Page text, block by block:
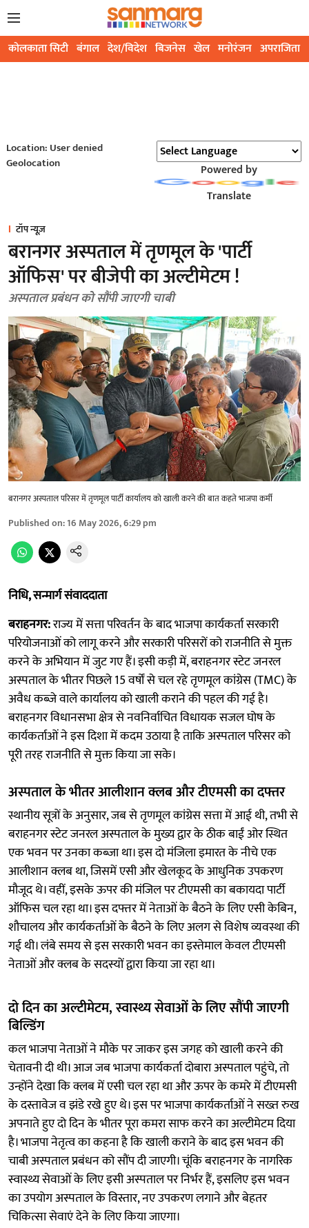
कोलकाता सिटी बंगाल देश/विदेश बिजनेस खेल मनोरंजन अपराजिता
Location: User denied
Geolocation
Powered by
Translate
टॉप न्यूज़
बरानगर अस्पताल में तृणमूल के 'पार्टी
ऑफिस' पर बीजेपी का अल्टीमेटम !
अस्पताल प्रबंधन को सौंपी जाएगी चाबी
बरानगर अस्पताल परिसर में तृणमूल पार्टी कार्यालय को खाली करने की बात कहते भाजपा कर्मी
Published on:16 May 2026, 6:29 pm
निधि, सन्मार्ग संवाददाता
बराहनगर:राज्य में सत्ता परिवर्तन के बाद भाजपा कार्यकर्ता सरकारी
परियोजनाओं को लागू करने और सरकारी परिसरों को राजनीति से मुक्त
करने के अभियान में जुट गए हैं। इसी कड़ी में, बराहनगर स्टेट जनरल
अस्पताल के भीतर पिछले 15 वर्षों से चल रहे तृणमूल कांग्रेस (TMC) के
अवैध कब्जे वाले कार्यालय को खाली कराने की पहल की गई है।
बराहनगर विधानसभा क्षेत्र से नवनिर्वाचित विधायक सजल घोष के
कार्यकर्ताओं ने इस दिशा में कदम उठाया है ताकि अस्पताल परिसर को
पूरी तरह राजनीति से मुक्त किया जा सके।
अस्पताल के भीतर आलीशान क्लब और टीएमसी का दफ्तर
स्थानीय सूत्रों के अनुसार, जब से तृणमूल कांग्रेस सत्ता में आई थी, तभी से
बराहनगर स्टेट जनरल अस्पताल के मुख्य द्वार के ठीक बाईं ओर स्थित
एक भवन पर उनका कब्जा था। इस दो मंजिला इमारत के नीचे एक
आलीशान क्लब था, जिसमें एसी और खेलकूद के आधुनिक उपकरण
मौजूद थे। वहीं, इसके ऊपर की मंजिल पर टीएमसी का बकायदा पार्टी
ऑफिस चल रहा था। इस दफ्तर में नेताओं के बैठने के लिए एसी केबिन,
शौचालय और कार्यकर्ताओं के बैठने के लिए अलग से विशेष व्यवस्था की
गई थी। लंबे समय से इस सरकारी भवन का इस्तेमाल केवल टीएमसी
नेताओं और क्लब के सदस्यों द्वारा किया जा रहा था।
दो दिन का अल्टीमेटम, स्वास्थ्य सेवाओं के लिए सौंपी जाएगी
बिल्डिंग
कल भाजपा नेताओं ने मौके पर जाकर इस जगह को खाली करने की
चेतावनी दी थी। आज जब भाजपा कार्यकर्ता दोबारा अस्पताल पहुंचे, तो
उन्होंने देखा कि क्लब में एसी चल रहा था और ऊपर के कमरे में टीएमसी
के दस्तावेज व झंडे रखे हुए थे। इस पर भाजपा कार्यकर्ताओं ने सख्त रुख
अपनाते हुए दो दिन के भीतर पूरा कमरा साफ करने का अल्टीमेटम दिया
है। भाजपा नेतृत्व का कहना है कि खाली कराने के बाद इस भवन की
चाबी अस्पताल प्रबंधन को सौंप दी जाएगी। चूंकि बराहनगर के नागरिक
स्वास्थ्य सेवाओं के लिए इसी अस्पताल पर निर्भर हैं, इसलिए इस भवन
का उपयोग अस्पताल के विस्तार, नए उपकरण लगाने और बेहतर
चिकित्सा सेवाएं देने के लिए किया जाएगा।